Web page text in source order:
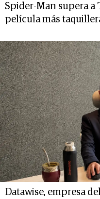
Spider-Man supera a
película más
Datawise, empresa